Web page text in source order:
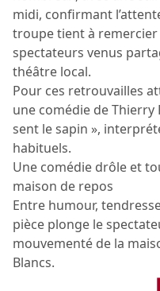
midi, confirmant
troupe tient à
spectateurs venus
théâtre local.
Pour ces retrouvailles
une comédie de Thierry
sent le sapin »,
habituels.
Une comédie drôle et
maison de repos
Entre humour,
pièce plonge le
mouvementé de la
Blancs.